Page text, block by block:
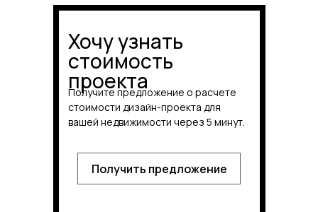
Хочу узнать
стоимость
проекта
Получить предложение
Получите предложение о расчете
стоимости дизайн-проекта для
вашей недвижимости через 5 минут.